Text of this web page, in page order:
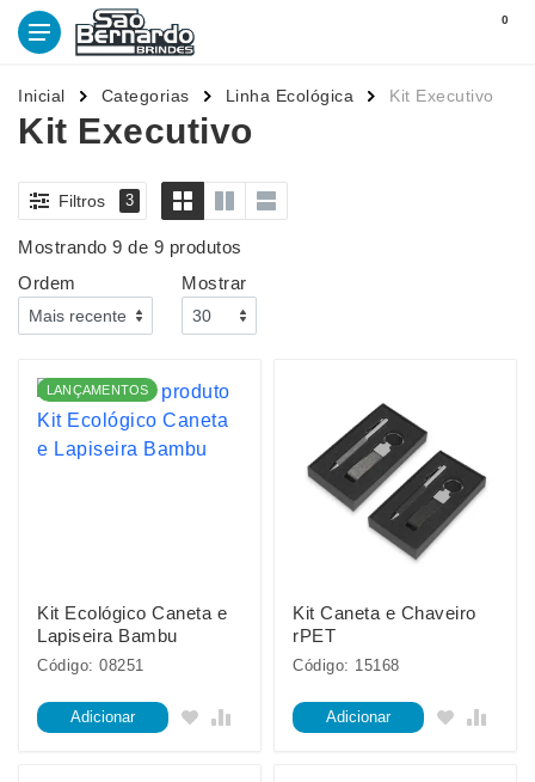
0
Inicial Categorias Linha Ecológica Kit Executivo
Kit Executivo
Filtros 3
Mostrando 9 de 9 produtos
Ordem
Mostrar
LANÇAMENTOS
Kit Ecológico Caneta e
Lapiseira Bambu
Código: 08251
Adicionar
Kit Caneta e Chaveiro
rPET
Código: 15168
Adicionar